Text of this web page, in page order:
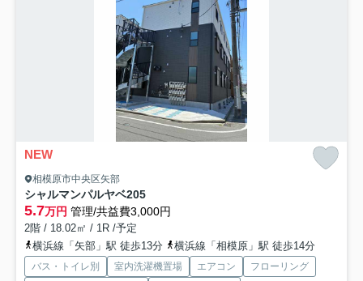
NEW
相模原市中央区矢部
シャルマンパルヤベ205
5.7万円 管理/共益費3,000円
2階 / 18.02㎡ / 1R /予定
横浜線「矢部」駅 徒歩13分
横浜線「相模原」駅 徒歩14分
バス・トイレ別 室内洗濯機置場 エアコン
フローリング